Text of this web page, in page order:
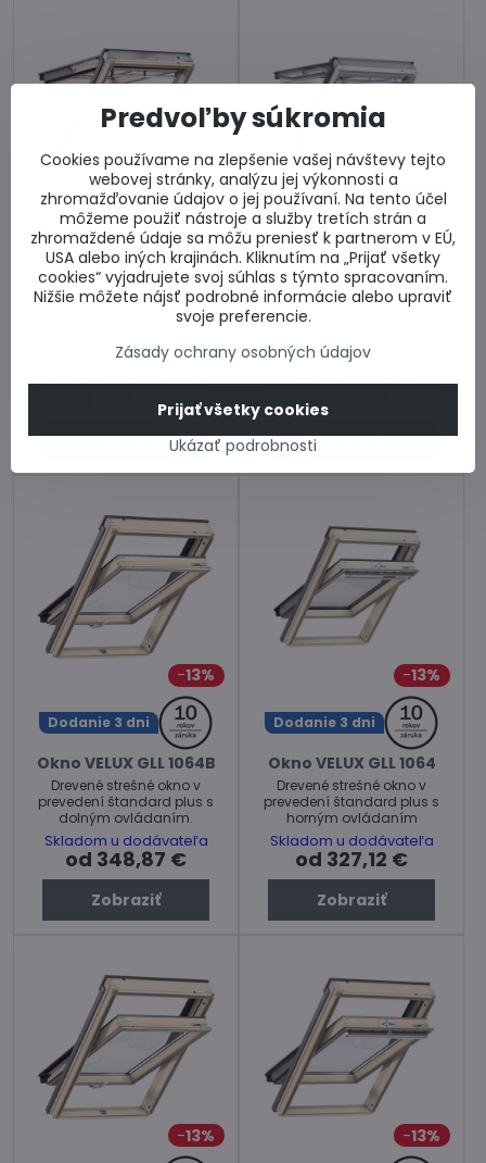
13%
Dodanie 3 dni
Strešné okno VELUX
GNL 1064
Drevené výklopno-kyvné
Skladom u dodávateľa
od 574,20 €
Zobraziť
13%
Dodanie 3 dni
Strešné okno VELUX
GNU 0064
Biele bezúdržbové výklopno-
kus.
Skladom u dodávateľa
od 673,38 €
Zobraziť
13%
Dodanie 3 dni
Okno VELUX GLL 1064B
Drevené strešné okno v
prevedení štandard plus s
dolným ovládaním.
Skladom u dodávateľa
od 348,87 €
Zobraziť
13%
Dodanie 3 dni
Okno VELUX GLL 1064
Drevené strešné okno v
prevedení štandard plus s
horným ovládaním
Skladom u dodávateľa
od 327,12 €
Zobraziť
13% 13%
Predvoľby súkromia
Cookies používame na zlepšenie vašej návštevy tejto
webovej stránky, analýzu jej výkonnosti a
zhromažďovanie údajov o jej používaní. Na tento účel
môžeme použiť nástroje a služby tretích strán a
zhromaždené údaje sa môžu preniesť k partnerom v EÚ,
USA alebo iných krajinách. Kliknutím na „Prijať všetky
cookies“ vyjadrujete svoj súhlas s týmto spracovaním.
Nižšie môžete nájsť podrobné informácie alebo upraviť
svoje preferencie.
Zásady ochrany osobných údajov
Ukázať podrobnosti
Prijať všetky cookies